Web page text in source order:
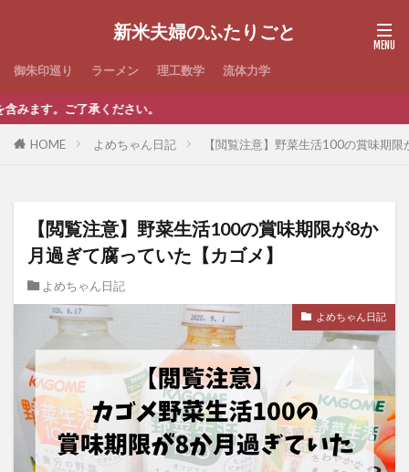
新米夫婦のふたりごと
御朱印巡り ラーメン 理工数学 流体力学
い。
HOME よめちゃん日記 【閲覧注意】野菜生活100の賞味期
【閲覧注意】野菜生活100の賞味期限が8か
月過ぎて腐っていた【カゴメ】
よめちゃん日記
よめちゃん日記